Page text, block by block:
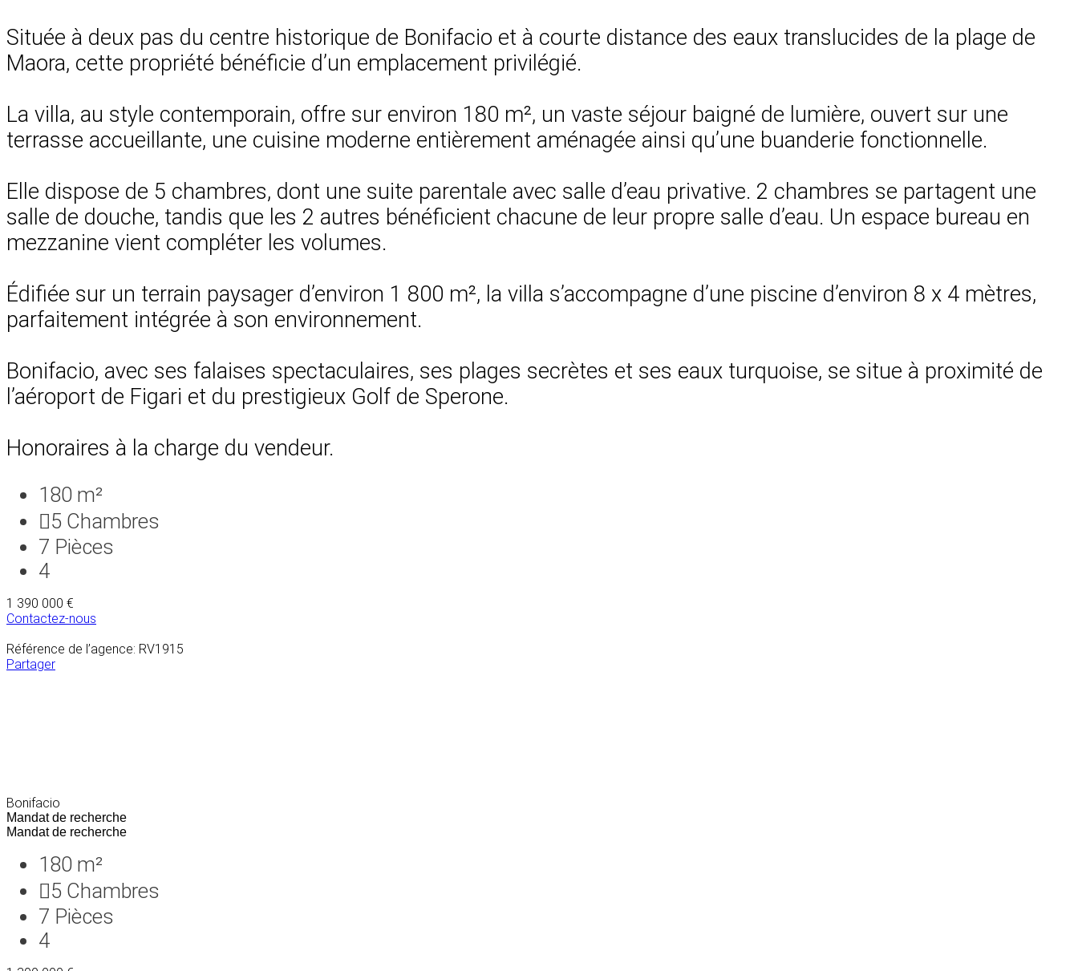
Située à deux pas du centre historique de Bonifacio et à courte distance des eaux translucides de la plage de
Maora, cette propriété bénéficie d’un emplacement privilégié.
La villa, au style contemporain, offre sur environ 180 m², un vaste séjour baigné de lumière, ouvert sur une
terrasse accueillante, une cuisine moderne entièrement aménagée ainsi qu’une buanderie fonctionnelle.
Elle dispose de 5 chambres, dont une suite parentale avec salle d’eau privative. 2 chambres se partagent une
salle de douche, tandis que les 2 autres bénéficient chacune de leur propre salle d’eau. Un espace bureau en
mezzanine vient compléter les volumes.
Édifiée sur un terrain paysager d’environ 1 800 m², la villa s’accompagne d’une piscine d’environ 8 x 4 mètres,
parfaitement intégrée à son environnement.
Bonifacio, avec ses falaises spectaculaires, ses plages secrètes et ses eaux turquoise, se situe à proximité de
l’aéroport de Figari et du prestigieux Golf de Sperone.
Honoraires à la charge du vendeur.
180 m²
5 Chambres
7 Pièces
4
1 390 000 €
Contactez-nous
Référence de l’agence: RV1915
Partager
Bonifacio
Mandat de recherche
Mandat de recherche
180 m²
5 Chambres
7 Pièces
4